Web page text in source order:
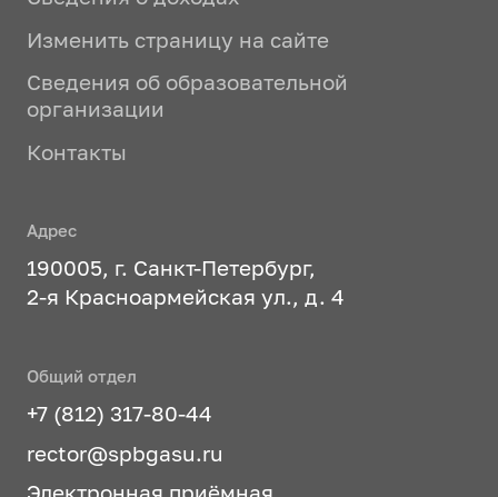
Изменить страницу на сайте
Сведения об образовательной
организации
Контакты
Адрес
190005, г. Санкт-Петербург,
2-я Красноармейская ул., д. 4
Общий отдел
+7 (812) 317-80-44
rector@spbgasu.ru